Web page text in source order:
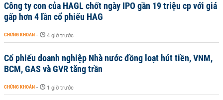
Công ty con của HAGL chốt ngày IPO gần 19 triệu cp với giá
gấp hơn 4 lần cổ phiếu HAG
CHỨNG KHOÁN - 4 giờ trước
Cổ phiếu doanh nghiệp Nhà nước đồng loạt hút tiền, VNM,
BCM, GAS và GVR tăng trần
CHỨNG KHOÁN - 1 giờ trước